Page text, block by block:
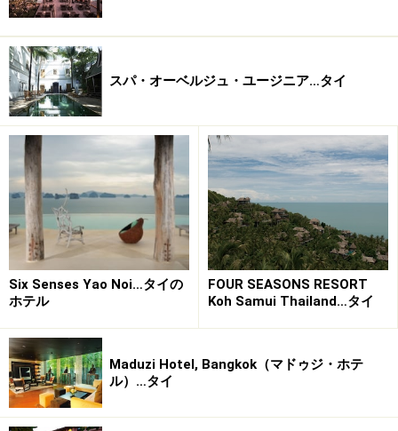
スパ・オーベルジュ・ユージニア…タイ
Six Senses Yao Noi…タイの
ホテル
FOUR SEASONS RESORT
Koh Samui Thailand…タイ
Maduzi Hotel, Bangkok（マドゥジ・ホテ
ル）…タイ